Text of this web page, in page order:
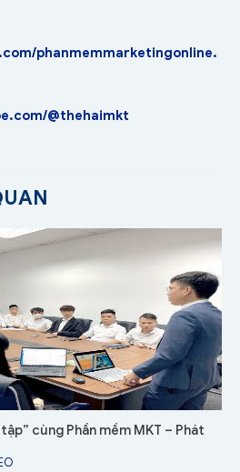
phanmemmarketingonline.
@thehaimkt
cùng Phần mềm MKT – Phát